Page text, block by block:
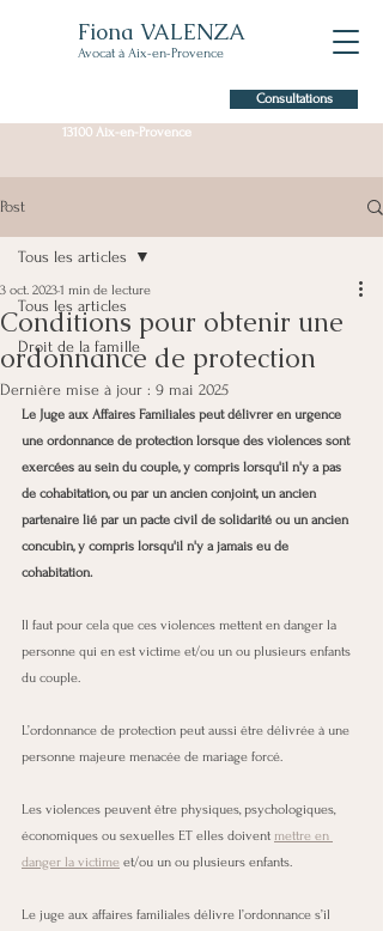
Fiona VALENZA
Avocat à Aix-en-Provence
13100 Aix-en-Provence
Consultations
Post
Tous les articles
Droit de la famille
Tous les articles
Conditions pour obtenir une
ordonnance de protection
3 oct. 20231 min de lecture
Dernière mise à jour : 9 mai 2025
Le Juge aux Affaires Familiales peut délivrer en urgence
une ordonnance de protection lorsque des violences sont
exercées au sein du couple, y compris lorsqu'il n'y a pas
de cohabitation, ou par un ancien conjoint, un ancien
partenaire lié par un pacte civil de solidarité ou un ancien
concubin, y compris lorsqu'il n'y a jamais eu de
cohabitation.
Il faut pour cela que ces violences mettent en danger la
personne qui en est victime et/ou un ou plusieurs enfants
du couple.
L’ordonnance de protection peut aussi être délivrée à une
personne majeure menacée de mariage forcé.
Les violences peuvent être physiques, psychologiques,
économiques ou sexuelles ET elles doivent mettre en
danger la victime et/ou un ou plusieurs enfants.
Le juge aux affaires familiales délivre l’ordonnance s’il